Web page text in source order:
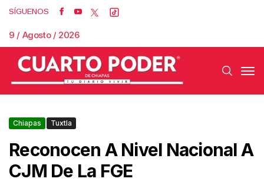
SÍGUENOS
9 / Agosto / 2026
Chiapas Tuxtla
Reconocen A Nivel Nacional A
CJM De La FGE